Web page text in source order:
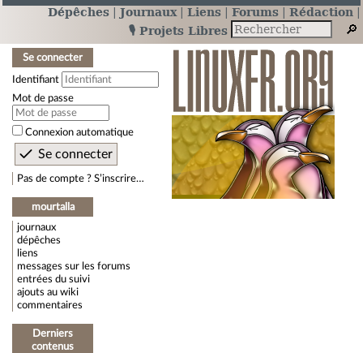
Dépêches Journaux Liens Forums
Rédaction
🎙️ Projets Libres
Se connecter
Identifiant
Mot de passe
Connexion automatique
Pas de compte ? S’inscrire…
mourtalla
journaux
dépêches
liens
messages sur les forums
entrées du suivi
ajouts au wiki
commentaires
Derniers
contenus